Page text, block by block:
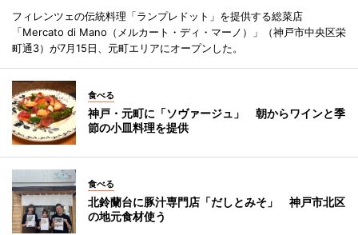
フィレンツェの伝統料理「ランプレドット」を提供する総菜店
「Mercato di Mano（メルカート・ディ・マーノ）」（神戸市中央区栄
町通3）が7月15日、元町エリアにオープンした。
食べる
神戸・元町に「ソヴァージュ」 朝からワインと季
節の小皿料理を提供
食べる
北鈴蘭台に豚汁専門店「だしとみそ」 神戸市北区
の地元食材使う